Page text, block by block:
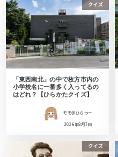
クイズ
「東西南北」の中で枚方市内の
小学校名に一番多く入ってるの
はどれ？【ひらかたクイズ】
モモ＠ひらつー
2026年8月7日
クイズ